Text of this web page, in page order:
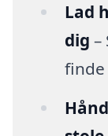
Lad
dig –
finde